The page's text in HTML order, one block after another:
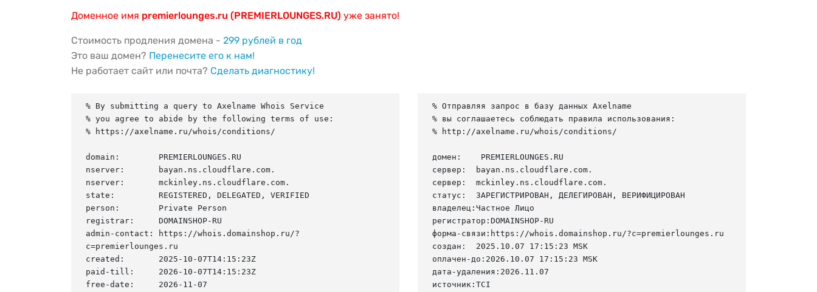
Доменное имя premierlounges.ru (PREMIERLOUNGES.RU) уже занято!
Стоимость продления домена - 299 рублей в год
Это ваш домен? Перенесите его к нам!
Не работает сайт или почта? Сделать диагностику!
% By submitting a query to Axelname Whois Service
% you agree to abide by the following terms of use:
% https://axelname.ru/whois/conditions/
domain:        PREMIERLOUNGES.RU
nserver:       bayan.ns.cloudflare.com.
nserver:       mckinley.ns.cloudflare.com.
state:         REGISTERED, DELEGATED, VERIFIED
person:        Private Person
registrar:     DOMAINSHOP-RU
admin-contact: https://whois.domainshop.ru/?
c=premierlounges.ru
created:       2025-10-07T14:15:23Z
paid-till:     2026-10-07T14:15:23Z
free-date:     2026-11-07
% Отправляя запрос в базу данных Axelname
% вы соглашаетесь соблюдать правила использования:
% http://axelname.ru/whois/conditions/
домен:    PREMIERLOUNGES.RU
сервер:  bayan.ns.cloudflare.com.
сервер:  mckinley.ns.cloudflare.com.
статус:  ЗАРЕГИСТРИРОВАН, ДЕЛЕГИРОВАН, ВЕРИФИЦИРОВАН
владелец:Частное Лицо
регистратор:DOMAINSHOP-RU
форма-связи:https://whois.domainshop.ru/?c=premierlounges.ru
создан:  2025.10.07 17:15:23 MSK
оплачен-до:2026.10.07 17:15:23 MSK
дата-удаления:2026.11.07
источник:TCI